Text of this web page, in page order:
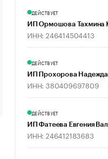
Функции менеджмента:
управления
ЕС разрешил конфискацию
Стресс обеспеченных
Что обвинения против
ДЕЙСТВУЕТ
ИП Ормошова Тахмина
ИНН: 246414504413
ДЕЙСТВУЕТ
ИП Прохорова
ИНН: 380409697809
ДЕЙСТВУЕТ
ИП Фатеева Евгения
ИНН: 246412183683